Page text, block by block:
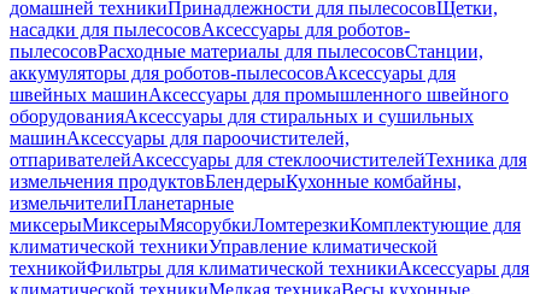
домашней техникиПринадлежности для пылесосовЩетки,
насадки для пылесосовАксессуары для роботов-
пылесосовРасходные материалы для пылесосовСтанции,
аккумуляторы для роботов-пылесосовАксессуары для
швейных машинАксессуары для промышленного швейного
оборудованияАксессуары для стиральных и сушильных
машинАксессуары для пароочистителей,
отпаривателейАксессуары для стеклоочистителейТехника для
измельчения продуктовБлендерыКухонные комбайны,
измельчителиПланетарные
миксерыМиксерыМясорубкиЛомтерезкиКомплектующие для
климатической техникиУправление климатической
техникойФильтры для климатической техникиАксессуары для
климатической техникиМелкая техникаВесы кухонные,